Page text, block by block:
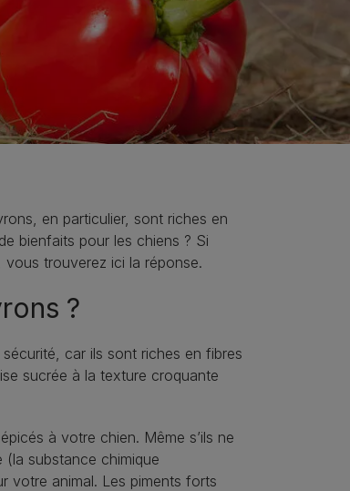
en particulier, sont riches en
bienfaits pour les chiens ? Si
trouverez ici la réponse.
?
car ils sont riches en fibres
sucrée à la texture croquante
à votre chien. Même s’ils ne
substance chimique
votre animal. Les piments forts